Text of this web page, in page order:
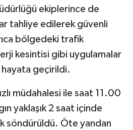
ekiplerince de
tahliye edilerek güvenli
bölgedeki trafik
kesintisi gibi uygulamalar
hayata geçirildi.
müdahalesi ile saat 11.00
yaklaşık 2 saat içinde
söndürüldü. Öte yandan